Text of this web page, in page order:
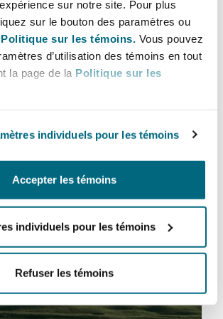
sur notre site. Pour plus
sur le bouton des paramètres ou
Politique sur les témoins. Vous pouvez
d’utilisation des témoins en tout
la page de la Politique sur les
individuels pour les témoins
Accepter les témoins
individuels pour les témoins
Refuser les témoins
Entretien, réparation et
Satellites et espace
Couverture d’assurance
Risques politiques et crédit
Responsabilité du fabricant
produits
Assurance biens
Building
et réassurance